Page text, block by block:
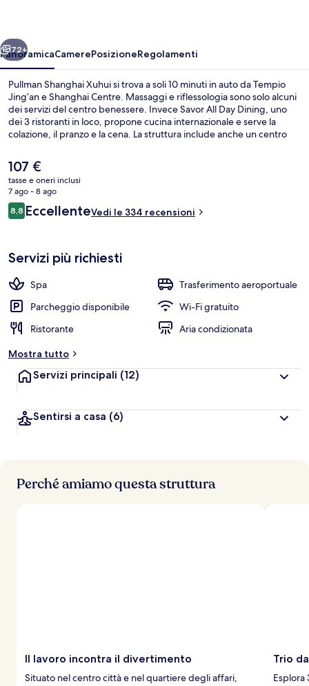
Avanti
72+
PanoramicaCamerePosizioneRegolamenti
Pullman Shanghai Xuhui si trova a soli 10 minuti in auto da Tempio
Jing’an e Shanghai Centre. Massaggi e riflessologia sono solo alcuni
dei servizi del centro benessere. Invece Savor All Day Dining, uno
dei 3 ristoranti in loco, propone cucina internazionale e serve la
colazione, il pranzo e la cena. La struttura include anche un centro
palestra. La struttura è vicina ai mezzi pubblici: Stazione metro di
Shanghai South si trova a 13 min di distanza.
Il
prezzo
attuale
è
107 €
107 €
tasse e oneri inclusi
7 ago - 8 ago
Recensioni
8,88,8 su 10
EccellenteVedi le 334 recensioni
Servizi più richiesti
Spa
Trasferimento aeroportuale
Parcheggio disponibile
Wi-Fi gratuito
Ristorante
Aria condizionata
Mostra tutto
Servizi principali (12)
Sentirsi a casa (6)
Perché amiamo questa struttura
Il lavoro incontra il divertimento
Situato nel centro città e nel quartiere degli affari,
Trio